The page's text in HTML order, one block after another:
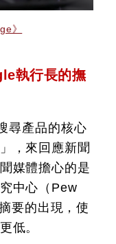
》
執行長的撫
尋產品的核心
，來回應新聞
媒體擔心的是
中心（Pew
要的出現，使
低。